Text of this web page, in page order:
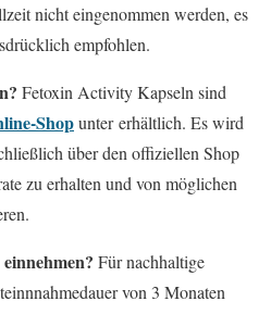
nicht eingenommen werden, es
empfohlen.
Fetoxin Activity Kapseln sind
Shopunter erhältlich. Es wird
über den offiziellen Shop
zu erhalten und von möglichen
Für nachhaltige
von 3 Monaten